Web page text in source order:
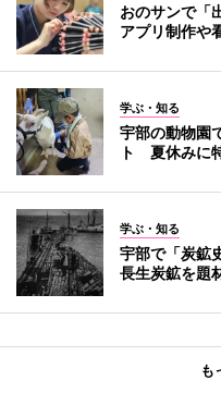
おのサンで「
アプリ制作や
学ぶ・知る
宇部の動物園
ト 夏休みに
学ぶ・知る
宇部で「炭鉱
長生炭鉱を題
も